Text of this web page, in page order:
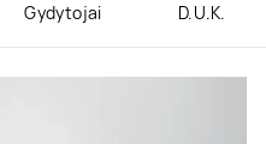
Gydytojai D.U.K.